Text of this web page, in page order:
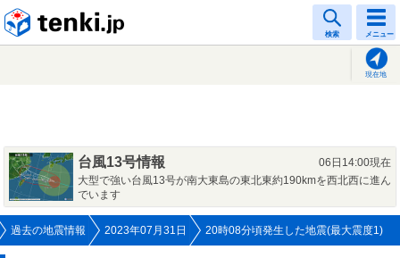
検索 メニュー
現在地
台風13号情報
06日14:00現在
大型で強い台風13号が南大東島の東北東約190kmを西北西に進ん
でいます
過去の地震情報 2023年07月31日 20時08分頃発生した地震(最大震度1)